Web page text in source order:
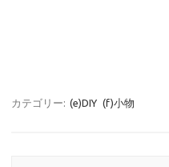
カテゴリー: (e)DIY (f)小物